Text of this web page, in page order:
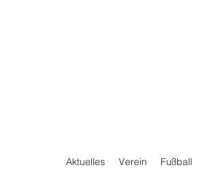
Aktuelles Verein Fußball